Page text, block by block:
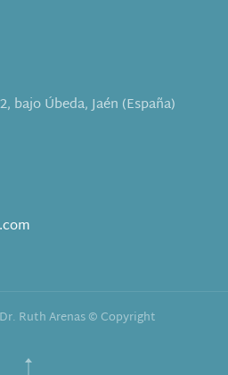
bajo Úbeda, Jaén (España)
Ruth Arenas © Copyright